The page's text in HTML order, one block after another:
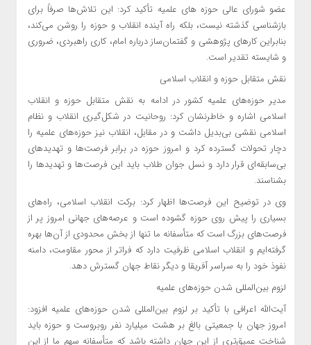
عضو شورای عالی حوزه های علمیه تأکید کرد: این تلاش‌ها صرفاً برای
بازشناسی گذشته نیست، بلکه راه آینده انقلاب و حوزه را روشن می‌کند،
بنابراین کارهای پژوهشی و گفتمان‌ساز درباره امام، کاری راهبردی، ضروری
و شایسته تقدیر است.
نقش متقابل حوزه و انقلاب اسلامی
مدیر حوزه‌های علمیه کشور در ادامه به نقش متقابل حوزه و انقلاب
اسلامی اشاره و خاطرنشان کرد: روحانیت در شکل‌گیری انقلاب و نظام
اسلامی نقشی بی‌بدیل داشت و در مقابل، انقلاب نیز حوزه‌های علمیه را
دچار تحولات گسترده کرد و امروز حوزه در برابر فرصت‌ها و تهدیدهای
بی‌سابقه‌ای قرار دارد و نسل جوان طلاب باید این فرصت‌ها و تهدیدها را
بشناسند.
وی در توضیح این فرصت‌ها اظهار کرد: برکت انقلاب اسلامی، راه‌های
بسیاری را پیش روی حوزه گشوده است و عرصه‌های جهانی امروز پر از
فرصت‌های بزرگ است که متأسفانه ما تنها از بخش محدودی از آن‌ها بهره
گرفته‌ایم و انقلاب اسلامی ظرفیت دارد که فراتر از محور مقاومت، دامنه
نفوذ خود را به سراسر آفریقا و دیگر نقاط جهان گسترش دهد.
لزوم بین‌المللی شدن حوزه‌های علمیه
آیت‌الله اعرافی با تأکید بر لزوم بین‌المللی شدن حوزه‌های علمیه افزود:
امروز جهان با جمعیتی بالغ بر هشت میلیارد نفر روبروست و حوزه باید
شناخت عمیق‌تری از این جهان داشته باشد که متأسفانه سهم ما از این